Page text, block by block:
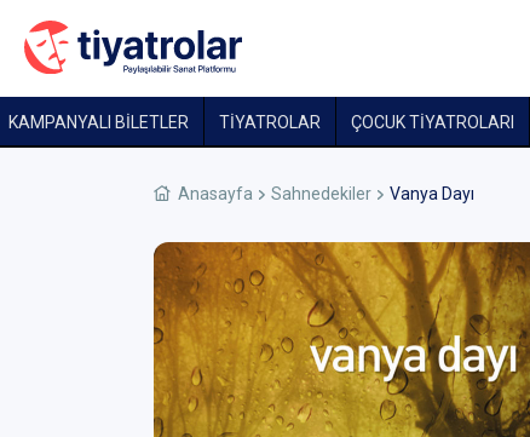
KAMPANYALI BİLETLER TİYATROLAR ÇOCUK TIYATROLARI
Anasayfa Sahnedekiler Vanya Dayı